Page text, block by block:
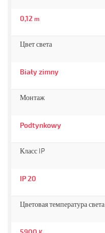
0,12 m
Цвет света
Biały zimny
Монтаж
Podtynkowy
Класс IP
IP 20
Цветовая температура света